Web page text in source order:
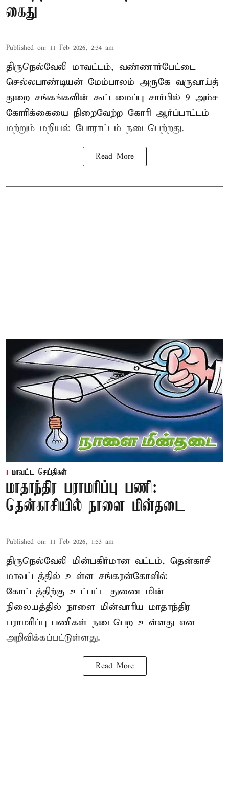
கைது
Published on: 11 Feb 2026, 2:34 am
திருநெல்வேலி மாவட்டம், வண்ணார்பேட்டை
செல்லபாண்டியன் மேம்பாலம் அருகே வருவாய்த்
துறை சங்கங்களின் கூட்டமைப்பு சார்பில் 9 அம்ச
கோரிக்கையை நிறைவேற்ற கோரி ஆர்ப்பாட்டம்
மற்றும் மறியல் போராட்டம் நடைபெற்றது.
Read More
மாவட்ட செய்திகள்
மாதாந்திர பராமரிப்பு பணி:
தென்காசியில் நாளை மின்தடை
Published on: 11 Feb 2026, 1:53 am
திருநெல்வேலி மின்பகிர்மான வட்டம், தென்காசி
மாவட்டத்தில் உள்ள சங்கரன்கோவில்
கோட்டத்திற்கு உட்பட்ட துணை மின்
நிலையத்தில் நாளை மின்வாரிய மாதாந்திர
பராமரிப்பு பணிகள் நடைபெற உள்ளது என
அறிவிக்கப்பட்டுள்ளது.
Read More